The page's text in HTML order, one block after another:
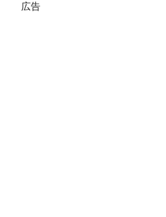
広告